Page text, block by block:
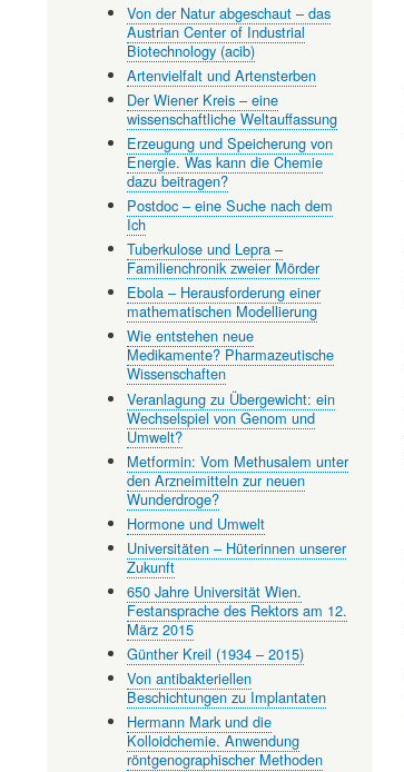
Von der Natur abgeschaut – das
Austrian Center of Industrial
Biotechnology (acib)
Artenvielfalt und Artensterben
Der Wiener Kreis – eine
wissenschaftliche Weltauffassung
Erzeugung und Speicherung von
Energie. Was kann die Chemie
dazu beitragen?
Postdoc – eine Suche nach dem
Ich
Tuberkulose und Lepra –
Familienchronik zweier Mörder
Ebola – Herausforderung einer
mathematischen Modellierung
Wie entstehen neue
Medikamente? Pharmazeutische
Wissenschaften
Veranlagung zu Übergewicht: ein
Wechselspiel von Genom und
Umwelt?
Metformin: Vom Methusalem unter
den Arzneimitteln zur neuen
Wunderdroge?
Hormone und Umwelt
Universitäten – Hüterinnen unserer
Zukunft
650 Jahre Universität Wien.
Festansprache des Rektors am 12.
März 2015
Günther Kreil (1934 – 2015)
Von antibakteriellen
Beschichtungen zu Implantaten
Hermann Mark und die
Kolloidchemie. Anwendung
röntgenographischer Methoden